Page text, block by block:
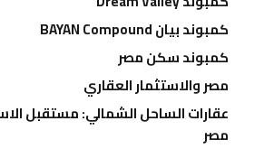
كمبوند بيان BAYAN Compound
كمبوند سكن مصر
مصر والاستثمار العقاري
عقارات الساحل الشمالي: مستقبل
مصر